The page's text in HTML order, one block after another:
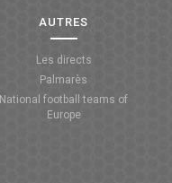
AUTRES
Les directs
Palmarès
National football teams of
Europe